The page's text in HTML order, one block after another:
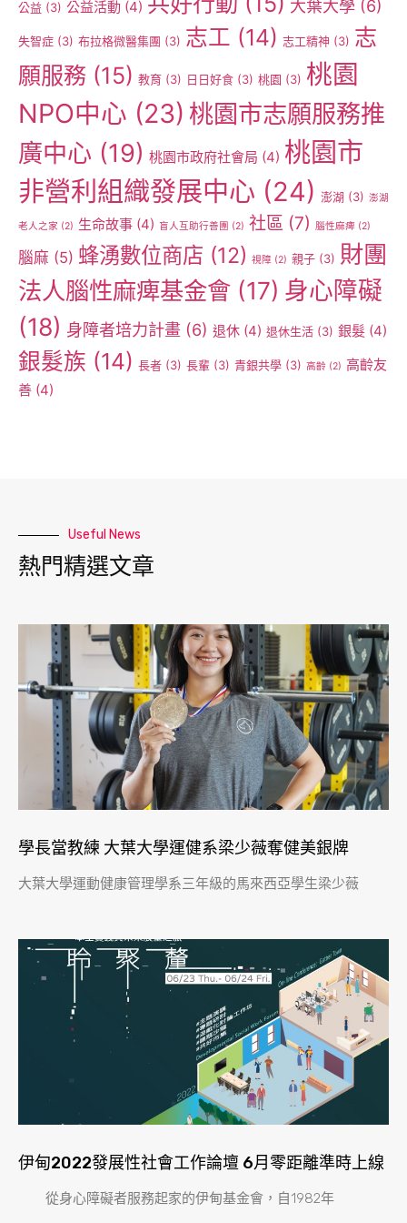
公益 (3) 公益活動 (4) 大葉大學 (6)
失智症 (3) 布拉格微醫集團 (3) 志工 (14) 志工精神 (3) 志
願服務 (15) 教育 (3) 日日好食 (3) 桃園 (3) 桃園
NPO中心 (23) 桃園市志願服務推
廣中心 (19) 桃園市政府社會局 (4) 桃園市
非營利組織發展中心 (24) 澎湖 (3) 澎湖
老人之家 (2) 生命故事 (4) 盲人互助行善團 (2) 社區 (7) 腦性麻痺 (2)
腦麻 (5) 蜂湧數位商店 (12) 視障 (2) 親子 (3) 財團
法人腦性麻痺基金會 (17) 身心障礙
(18) 身障者培力計畫 (6) 退休 (4) 退休生活 (3) 銀髮 (4)
銀髮族 (14) 長者 (3) 長輩 (3) 青銀共學 (3) 高齡 (2) 高齡友
善 (4)
Useful News
熱門精選文章
學長當教練 大葉大學運健系梁少薇奪健美銀牌
大葉大學運動健康管理學系三年級的馬來西亞學生梁少薇
伊甸2022發展性社會工作論壇 6月零距離準時上線
從身心障礙者服務起家的伊甸基金會，自1982年